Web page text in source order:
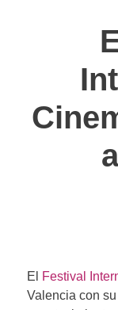
El Festival
Valencia con